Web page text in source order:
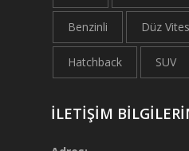
Benzinli Düz Vites
Hatchback SUV
İLETİŞİM